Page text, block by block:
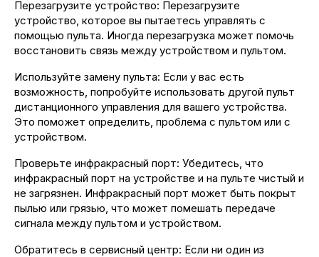
Перезагрузите устройство: Перезагрузите
устройство, которое вы пытаетесь управлять с
помощью пульта. Иногда перезагрузка может помочь
восстановить связь между устройством и пультом.
Используйте замену пульта: Если у вас есть
возможность, попробуйте использовать другой пульт
дистанционного управления для вашего устройства.
Это поможет определить, проблема с пультом или с
устройством.
Проверьте инфракрасный порт: Убедитесь, что
инфракрасный порт на устройстве и на пульте чистый и
не загрязнен. Инфракрасный порт может быть покрыт
пылью или грязью, что может помешать передаче
сигнала между пультом и устройством.
Обратитесь в сервисный центр: Если ни один из